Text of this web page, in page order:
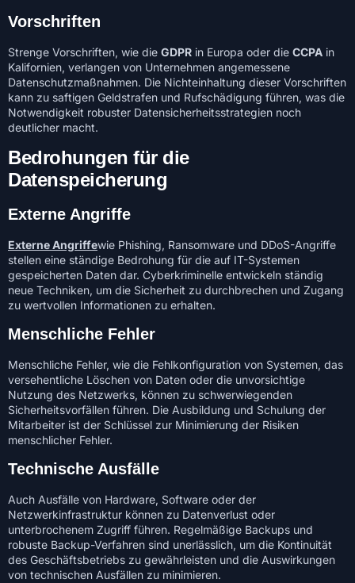
Vorschriften
Strenge Vorschriften, wie die GDPR in Europa oder die CCPA in
Kalifornien, verlangen von Unternehmen angemessene
Datenschutzmaßnahmen. Die Nichteinhaltung dieser Vorschriften
kann zu saftigen Geldstrafen und Rufschädigung führen, was die
Notwendigkeit robuster Datensicherheitsstrategien noch
deutlicher macht.
Bedrohungen für die
Datenspeicherung
Externe Angriffe
Externe Angriffewie Phishing, Ransomware und DDoS-Angriffe
stellen eine ständige Bedrohung für die auf IT-Systemen
gespeicherten Daten dar. Cyberkriminelle entwickeln ständig
neue Techniken, um die Sicherheit zu durchbrechen und Zugang
zu wertvollen Informationen zu erhalten.
Menschliche Fehler
Menschliche Fehler, wie die Fehlkonfiguration von Systemen, das
versehentliche Löschen von Daten oder die unvorsichtige
Nutzung des Netzwerks, können zu schwerwiegenden
Sicherheitsvorfällen führen. Die Ausbildung und Schulung der
Mitarbeiter ist der Schlüssel zur Minimierung der Risiken
menschlicher Fehler.
Technische Ausfälle
Auch Ausfälle von Hardware, Software oder der
Netzwerkinfrastruktur können zu Datenverlust oder
unterbrochenem Zugriff führen. Regelmäßige Backups und
robuste Backup-Verfahren sind unerlässlich, um die Kontinuität
des Geschäftsbetriebs zu gewährleisten und die Auswirkungen
von technischen Ausfällen zu minimieren.